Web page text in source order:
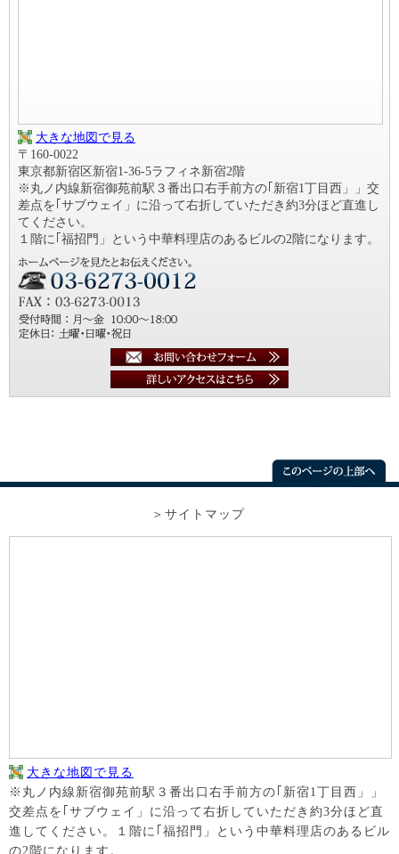
大きな地図で見る
〒160-0022
東京都新宿区新宿1-36-5ラフィネ新宿2階
※丸ノ内線新宿御苑前駅３番出口右手前方の｢新宿1丁目西」」交
差点を｢サブウェイ」に沿って右折していただき約3分ほど直進し
てください。
１階に｢福招門」という中華料理店のあるビルの2階になります。
サイトマップ
大きな地図で見る
※丸ノ内線新宿御苑前駅３番出口右手前方の｢新宿1丁目西」」
交差点を｢サブウェイ」に沿って右折していただき約3分ほど直
進してください。１階に｢福招門」という中華料理店のあるビル
の2階になります。